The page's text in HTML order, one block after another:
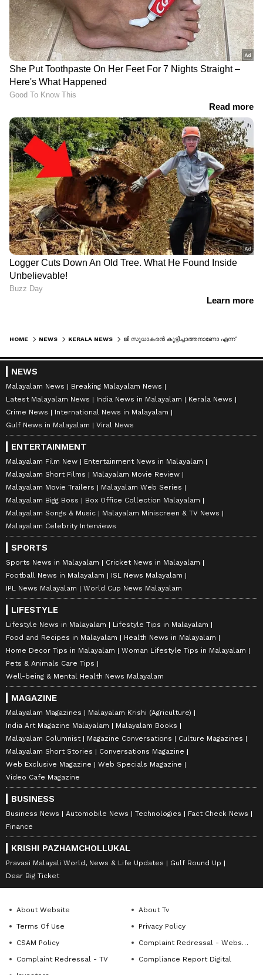
HOME NEWS KERALA NEWS
NEWS
Malayalam News
Breaking Malayalam News
Latest Malayalam News
India News in Malayalam
Kerala News
Crime News
International News in Malayalam
Gulf News in Malayalam
Viral News
ENTERTAINMENT
Malayalam Film New
Entertainment News in Malayalam
Malayalam Short Films
Malayalam Movie Review
Malayalam Movie Trailers
Malayalam Web Series
Malayalam Bigg Boss
Box Office Collection Malayalam
Malayalam Songs & Music
Malayalam Miniscreen & TV News
Malayalam Celebrity Interviews
SPORTS
Sports News in Malayalam
Cricket News in Malayalam
Football News in Malayalam
ISL News Malayalam
IPL News Malayalam
World Cup News Malayalam
LIFESTYLE
Lifestyle News in Malayalam
Lifestyle Tips in Malayalam
Food and Recipes in Malayalam
Health News in Malayalam
Home Decor Tips in Malayalam
Woman Lifestyle Tips in Malayalam
Pets & Animals Care Tips
Well-being & Mental Health News Malayalam
MAGAZINE
Malayalam Magazines
Malayalam Krishi (Agriculture)
India Art Magazine Malayalam
Malayalam Books
Malayalam Columnist
Magazine Conversations
Culture Magazines
Malayalam Short Stories
Conversations Magazine
Web Exclusive Magazine
Web Specials Magazine
Video Cafe Magazine
BUSINESS
Business News Automobile News Technologies
Fact Check News
Finance
KRISHI PAZHAMCHOLLUKAL
Pravasi Malayali World, News & Life Updates
Gulf Round Up
Dear Big Ticket
About Website
About Tv
Terms Of Use
Privacy Policy
CSAM Policy
Complaint Redressal - Website
Complaint Redressal - TV
Compliance Report Digital